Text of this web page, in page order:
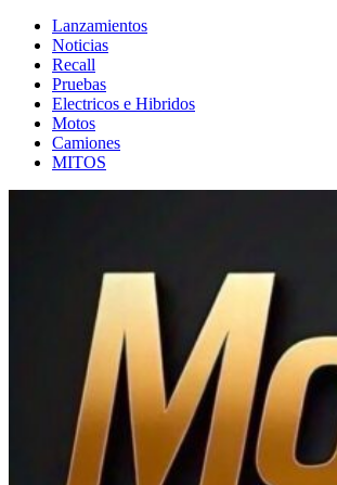
Lanzamientos
Noticias
Recall
Pruebas
Electricos e Hibridos
Motos
Camiones
MITOS